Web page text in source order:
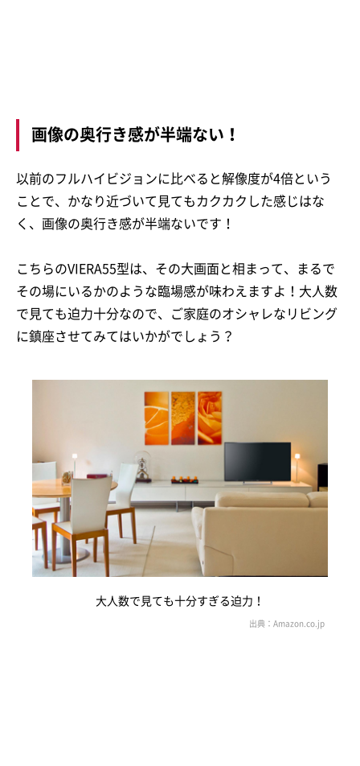
画像の奥行き感が半端ない！
以前のフルハイビジョンに比べると解像度が4倍という
ことで、かなり近づいて見てもカクカクした感じはな
く、画像の奥行き感が半端ないです！
こちらのVIERA55型は、その大画面と相まって、まるで
その場にいるかのような臨場感が味わえますよ！大人数
で見ても迫力十分なので、ご家庭のオシャレなリビング
に鎮座させてみてはいかがでしょう？
大人数で見ても十分すぎる迫力！